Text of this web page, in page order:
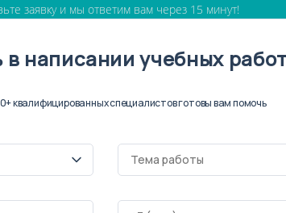
заявку и мы ответим вам через 15 минут!
написании учебных
квалифицированных специалистов готовы вам помочь